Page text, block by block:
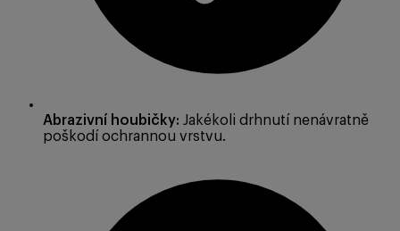
Abrazivní houbičky: Jakékoli drhnutí nenávratně
poškodí ochrannou vrstvu.